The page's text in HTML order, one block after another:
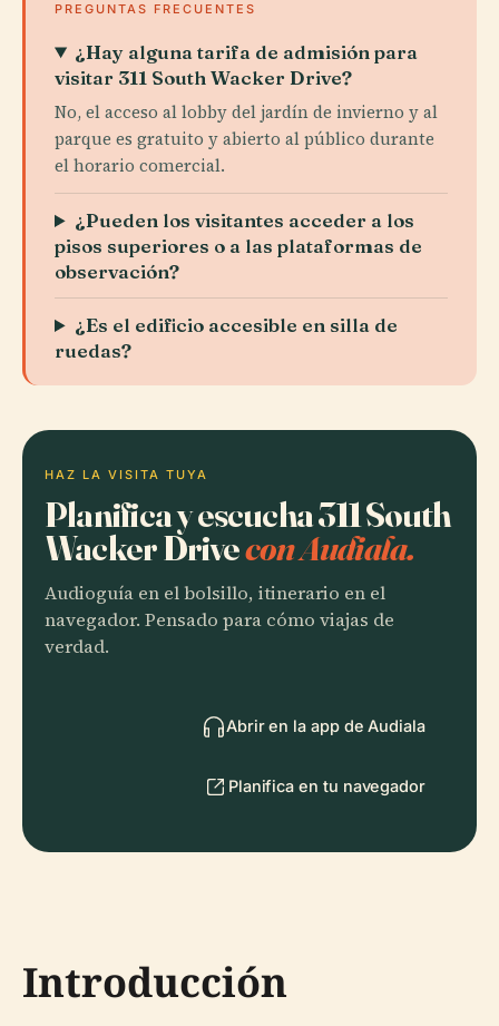
PREGUNTAS FRECUENTES
¿Hay alguna tarifa de admisión para
visitar 311 South Wacker Drive?
No, el acceso al lobby del jardín de invierno y al
parque es gratuito y abierto al público durante
el horario comercial.
¿Pueden los visitantes acceder a los
pisos superiores o a las plataformas de
observación?
¿Es el edificio accesible en silla de
ruedas?
HAZ LA VISITA TUYA
Planifica y escucha 311 South
Wacker Drivecon Audiala.
Audioguía en el bolsillo, itinerario en el
navegador. Pensado para cómo viajas de
verdad.
Abrir en la app de Audiala
Planifica en tu navegador
Introducción